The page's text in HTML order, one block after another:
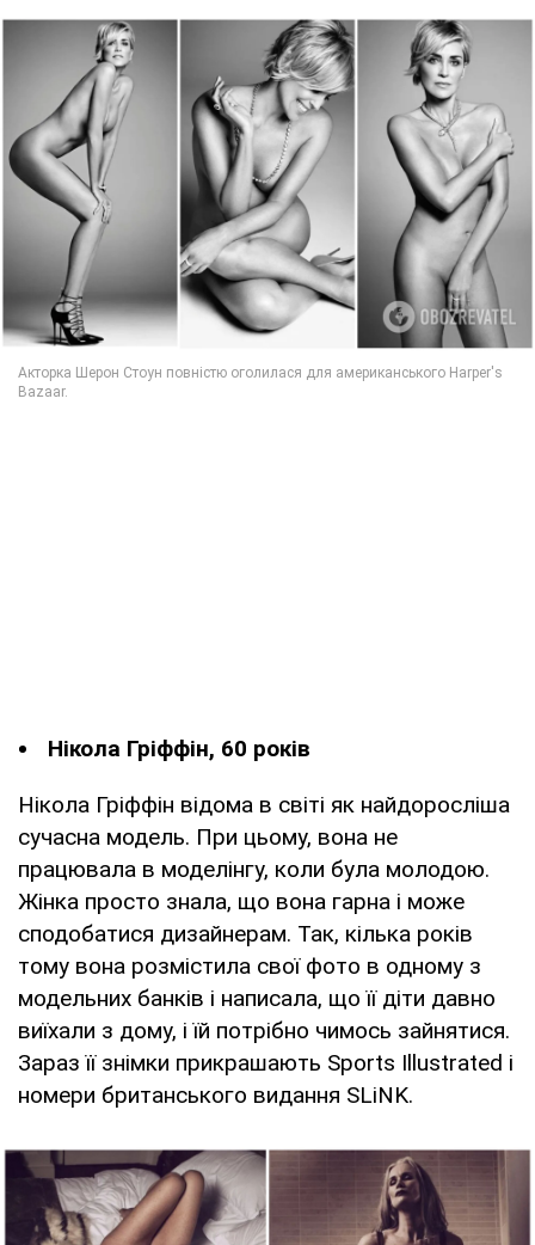
Нікола Гріффін, 60 років
Нікола Гріффін відома в світі як найдоросліша
сучасна модель. При цьому, вона не
працювала в моделінгу, коли була молодою.
Жінка просто знала, що вона гарна і може
сподобатися дизайнерам. Так, кілька років
тому вона розмістила свої фото в одному з
модельних банків і написала, що її діти давно
виїхали з дому, і їй потрібно чимось зайнятися.
Зараз її знімки прикрашають Sports Illustrated і
номери британського видання SLiNK.